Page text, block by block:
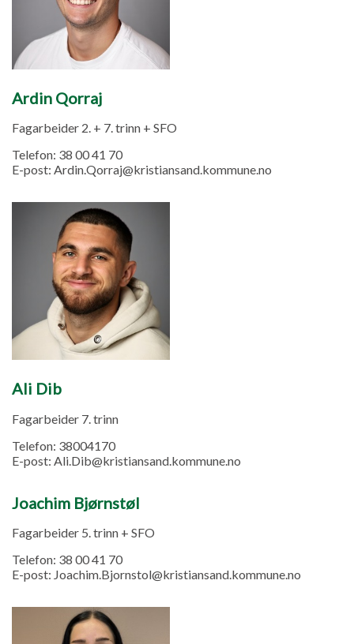
Ardin Qorraj
Fagarbeider 2. + 7. trinn + SFO
Telefon: 38 00 41 70
E-post: Ardin.Qorraj@kristiansand.kommune.no
Ali Dib
Fagarbeider 7. trinn
Telefon: 38004170
E-post: Ali.Dib@kristiansand.kommune.no
Joachim Bjørnstøl
Fagarbeider 5. trinn + SFO
Telefon: 38 00 41 70
E-post: Joachim.Bjornstol@kristiansand.kommune.no